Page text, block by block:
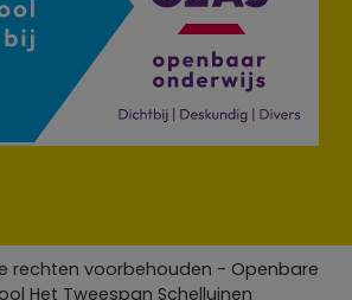
rechten voorbehouden - Openbare
Het Tweespan Schelluinen